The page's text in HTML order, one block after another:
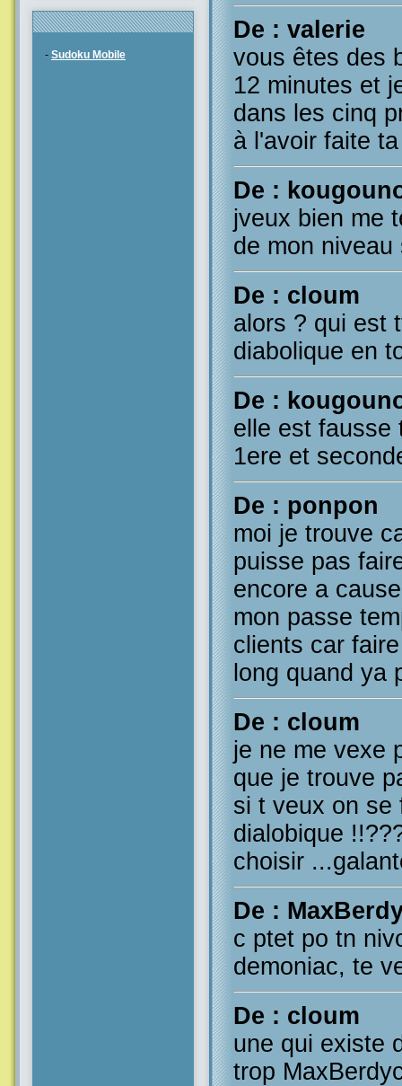
- Sudoku Mobile
De : valerie
vous êtes des
12 minutes et
dans les cinq
à l'avoir faite
De :
jveux bien me
de mon
De : cloum
alors ? qui est
diabolique en
De :
elle est fausse
1ere et
De : ponpon
moi je trouve
puisse pas
encore a
mon passe
clients car
long quand ya
De : cloum
je ne me vexe
que je trouve
si t veux on se
dialobique
choisir
De :
c ptet po tn
demoniac, te
De : cloum
une qui existe
trop